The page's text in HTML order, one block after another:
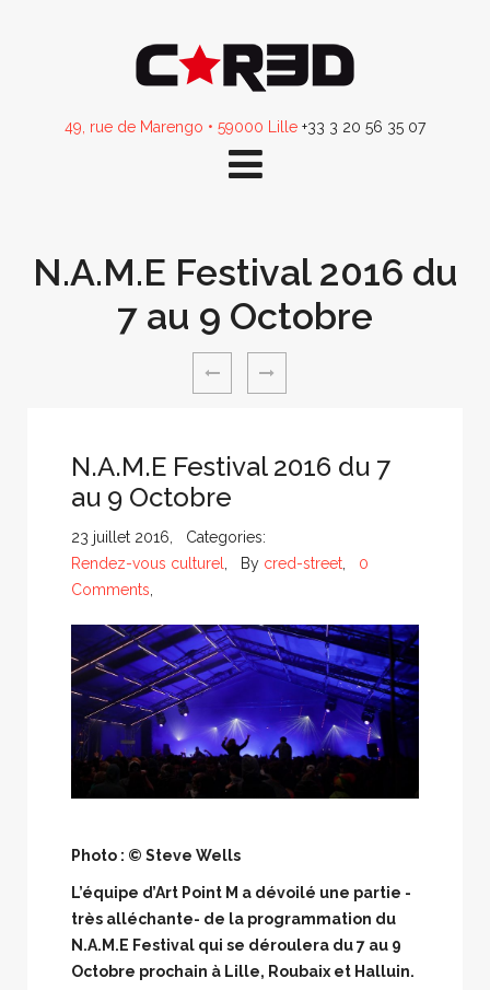
49, rue de Marengo • 59000 Lille +33 3 20 56 35 07
N.A.M.E Festival 2016 du
7 au 9 Octobre
N.A.M.E Festival 2016 du 7
au 9 Octobre
23 juillet 2016, Categories:
Rendez-vous culturel
, By cred-street
0
Comments
Photo : © Steve Wells
L’équipe d’Art Point M a dévoilé une partie -
très alléchante- de la programmation du
N.A.M.E Festival qui se déroulera du 7 au 9
Octobre prochain à Lille, Roubaix et Halluin.